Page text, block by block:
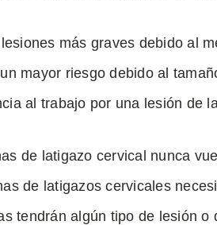
más graves debido al
mayor riesgo debido al
al trabajo por una lesión de
de latigazo cervical nunca
de latigazos cervicales
tendrán algún tipo de lesión